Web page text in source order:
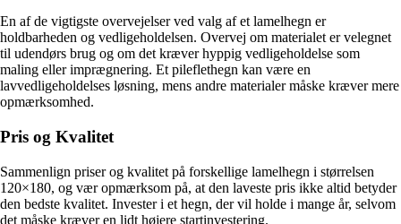
En af de vigtigste overvejelser ved valg af et lamelhegn er
holdbarheden og vedligeholdelsen. Overvej om materialet er velegnet
til udendørs brug og om det kræver hyppig vedligeholdelse som
maling eller imprægnering. Et pileflethegn kan være en
lavvedligeholdelses løsning, mens andre materialer måske kræver mere
opmærksomhed.
Pris og Kvalitet
Sammenlign priser og kvalitet på forskellige lamelhegn i størrelsen
120×180, og vær opmærksom på, at den laveste pris ikke altid betyder
den bedste kvalitet. Invester i et hegn, der vil holde i mange år, selvom
det måske kræver en lidt højere startinvestering.